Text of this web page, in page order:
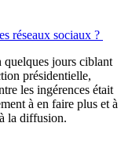
réseaux sociaux ?
quelques jours ciblant
présidentielle,
les ingérences était
à en faire plus et à
la diffusion.